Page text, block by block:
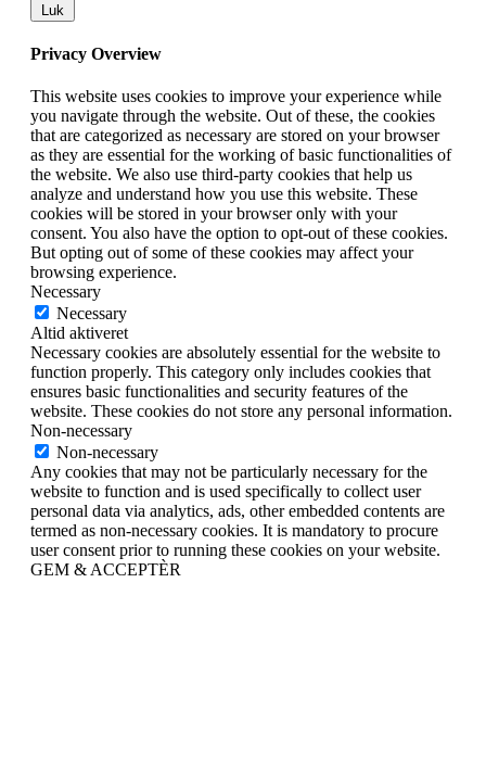
Luk
Privacy Overview
This website uses cookies to improve your experience while
you navigate through the website. Out of these, the cookies
that are categorized as necessary are stored on your browser
as they are essential for the working of basic functionalities of
the website. We also use third-party cookies that help us
analyze and understand how you use this website. These
cookies will be stored in your browser only with your
consent. You also have the option to opt-out of these cookies.
But opting out of some of these cookies may affect your
browsing experience.
Necessary
Necessary
Altid aktiveret
Necessary cookies are absolutely essential for the website to
function properly. This category only includes cookies that
ensures basic functionalities and security features of the
website. These cookies do not store any personal information.
Non-necessary
Non-necessary
Any cookies that may not be particularly necessary for the
website to function and is used specifically to collect user
personal data via analytics, ads, other embedded contents are
termed as non-necessary cookies. It is mandatory to procure
user consent prior to running these cookies on your website.
GEM & ACCEPTÈR